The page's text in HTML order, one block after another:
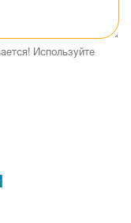
Используйте